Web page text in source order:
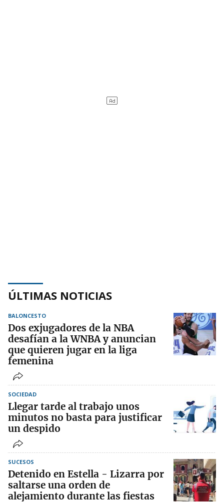
ÚLTIMAS NOTICIAS
BALONCESTO
Dos exjugadores de la NBA
desafían a la WNBA y anuncian
que quieren jugar en la liga
femenina
SOCIEDAD
Llegar tarde al trabajo unos
minutos no basta para justificar
un despido
SUCESOS
Detenido en Estella - Lizarra por
saltarse una orden de
alejamiento durante las fiestas